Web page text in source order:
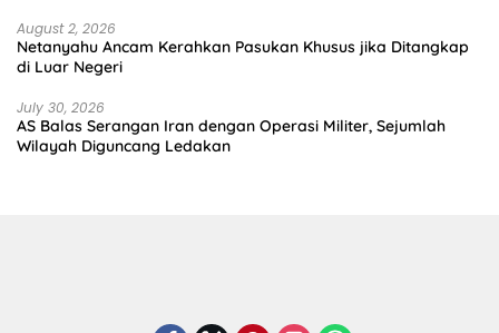
August 2, 2026
Netanyahu Ancam Kerahkan Pasukan Khusus jika Ditangkap
di Luar Negeri
July 30, 2026
AS Balas Serangan Iran dengan Operasi Militer, Sejumlah
Wilayah Diguncang Ledakan